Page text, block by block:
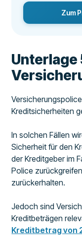
Zum
Unterlage
Kreditsicherheiten
In solchen Fällen
Sicherheit für den
der Kreditgeber im
Police
zurückerhalten.
Jedoch sind
Kreditbeträgen
Kreditbetrag von